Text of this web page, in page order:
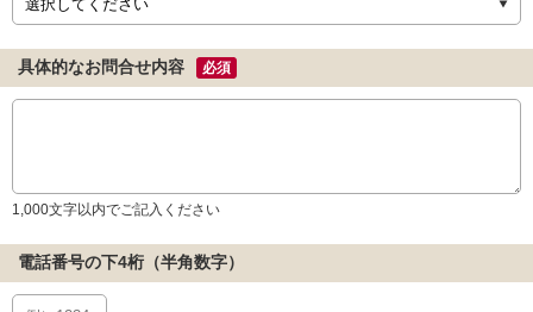
具体的なお問合せ内容 必須
1,000文字以内でご記入ください
電話番号の下4桁（半角数字）